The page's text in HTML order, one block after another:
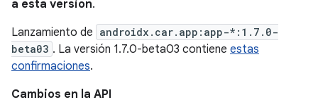
a esta versión.
Lanzamiento de androidx.car.app:app-*:1.7.0-
beta03 . La versión 1.7.0-beta03 contiene estas
confirmaciones.
Cambios en la API